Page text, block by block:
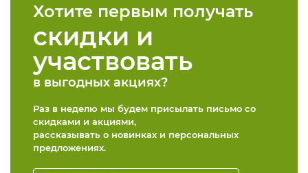
Хотите первым получать
скидки и
участвовать
в выгодных акциях?
Раз в неделю мы будем присылать письмо со
скидками и акциями,
рассказывать о новинках и персональных
предложениях.